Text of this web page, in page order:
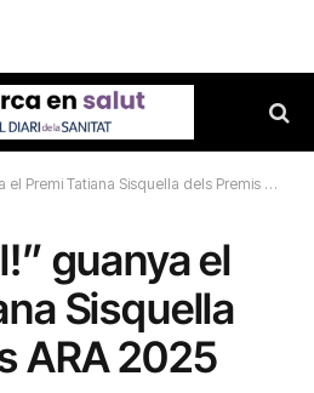
Tatiana Sisquella dels Premis ARA 2025
guanya el
Sisquella
ARA 2025